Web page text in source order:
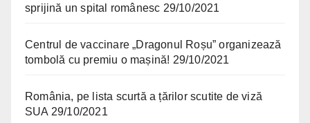
sprijină un spital românesc 29/10/2021
Centrul de vaccinare „Dragonul Roșu” organizează
tombolă cu premiu o mașină! 29/10/2021
România, pe lista scurtă a țărilor scutite de viză
SUA 29/10/2021